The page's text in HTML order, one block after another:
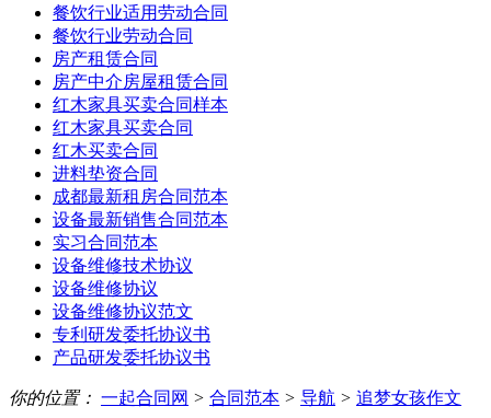
餐饮行业适用劳动合同
餐饮行业劳动合同
房产租赁合同
房产中介房屋租赁合同
红木家具买卖合同样本
红木家具买卖合同
红木买卖合同
进料垫资合同
成都最新租房合同范本
设备最新销售合同范本
实习合同范本
设备维修技术协议
设备维修协议
设备维修协议范文
专利研发委托协议书
产品研发委托协议书
你的位置： 一起合同网 > 合同范本 > 导航 > 追梦女孩作文